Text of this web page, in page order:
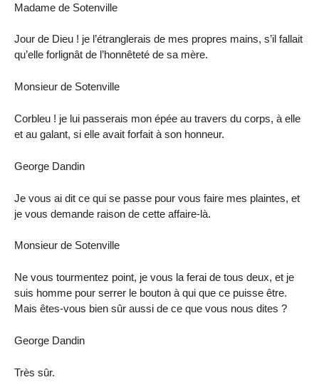
Madame de Sotenville
Jour de Dieu ! je l’étranglerais de mes propres mains, s’il fallait
qu’elle forlignât de l’honnêteté de sa mère.
Monsieur de Sotenville
Corbleu ! je lui passerais mon épée au travers du corps, à elle
et au galant, si elle avait forfait à son honneur.
George Dandin
Je vous ai dit ce qui se passe pour vous faire mes plaintes, et
je vous demande raison de cette affaire-là.
Monsieur de Sotenville
Ne vous tourmentez point, je vous la ferai de tous deux, et je
suis homme pour serrer le bouton à qui que ce puisse être.
Mais êtes-vous bien sûr aussi de ce que vous nous dites ?
George Dandin
Très sûr.